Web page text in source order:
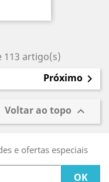
113 artigo(s)
Próximo 
Voltar ao topo 
e ofertas especiais